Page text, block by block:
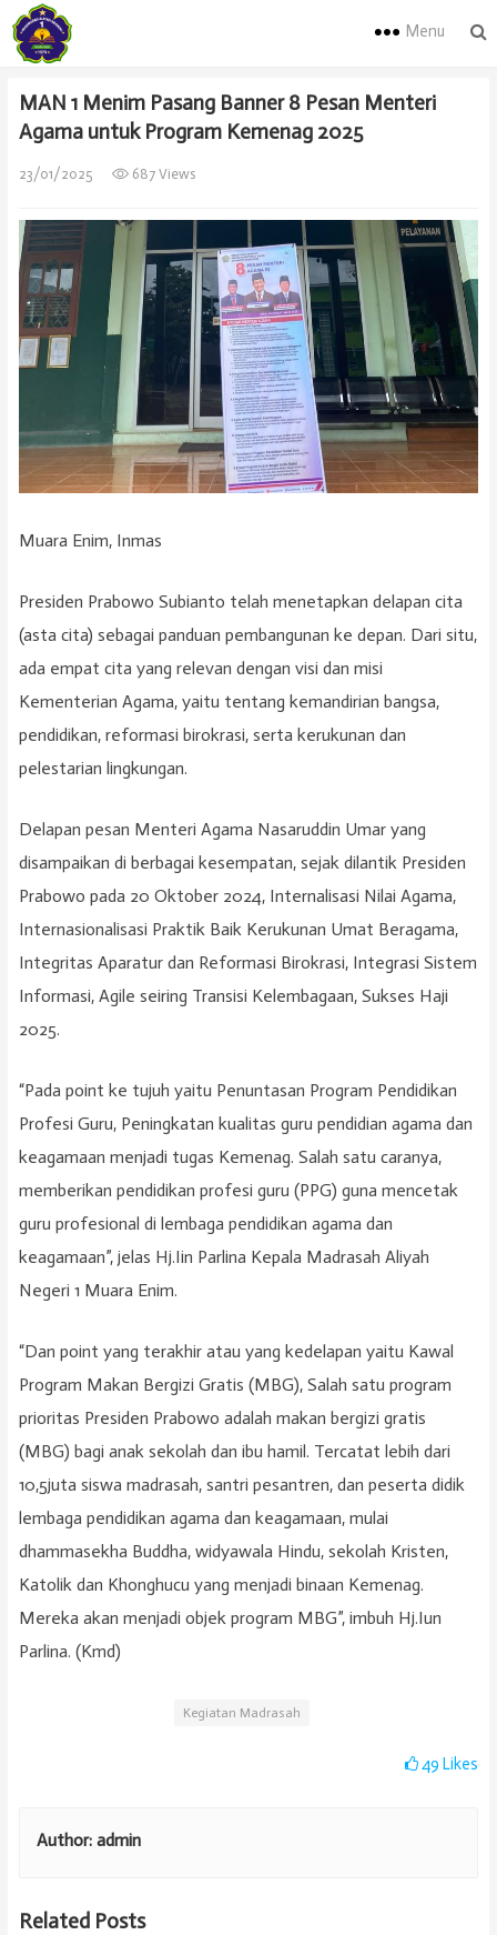
Menu
MAN 1 Menim Pasang Banner 8 Pesan Menteri
Agama untuk Program Kemenag 2025
23/01/2025 687 Views
Muara Enim, Inmas
Presiden Prabowo Subianto telah menetapkan delapan cita
(asta cita) sebagai panduan pembangunan ke depan. Dari situ,
ada empat cita yang relevan dengan visi dan misi
Kementerian Agama, yaitu tentang kemandirian bangsa,
pendidikan, reformasi birokrasi, serta kerukunan dan
pelestarian lingkungan.
Delapan pesan Menteri Agama Nasaruddin Umar yang
disampaikan di berbagai kesempatan, sejak dilantik Presiden
Prabowo pada 20 Oktober 2024, Internalisasi Nilai Agama,
Internasionalisasi Praktik Baik Kerukunan Umat Beragama,
Integritas Aparatur dan Reformasi Birokrasi, Integrasi Sistem
Informasi, Agile seiring Transisi Kelembagaan, Sukses Haji
2025.
“Pada point ke tujuh yaitu Penuntasan Program Pendidikan
Profesi Guru, Peningkatan kualitas guru pendidian agama dan
keagamaan menjadi tugas Kemenag. Salah satu caranya,
memberikan pendidikan profesi guru (PPG) guna mencetak
guru profesional di lembaga pendidikan agama dan
keagamaan”, jelas Hj.Iin Parlina Kepala Madrasah Aliyah
Negeri 1 Muara Enim.
“Dan point yang terakhir atau yang kedelapan yaitu Kawal
Program Makan Bergizi Gratis (MBG), Salah satu program
prioritas Presiden Prabowo adalah makan bergizi gratis
(MBG) bagi anak sekolah dan ibu hamil. Tercatat lebih dari
10,5juta siswa madrasah, santri pesantren, dan peserta didik
lembaga pendidikan agama dan keagamaan, mulai
dhammasekha Buddha, widyawala Hindu, sekolah Kristen,
Katolik dan Khonghucu yang menjadi binaan Kemenag.
Mereka akan menjadi objek program MBG”, imbuh Hj.Iun
Parlina. (Kmd)
Kegiatan Madrasah
49Likes
Author: admin
Related Posts